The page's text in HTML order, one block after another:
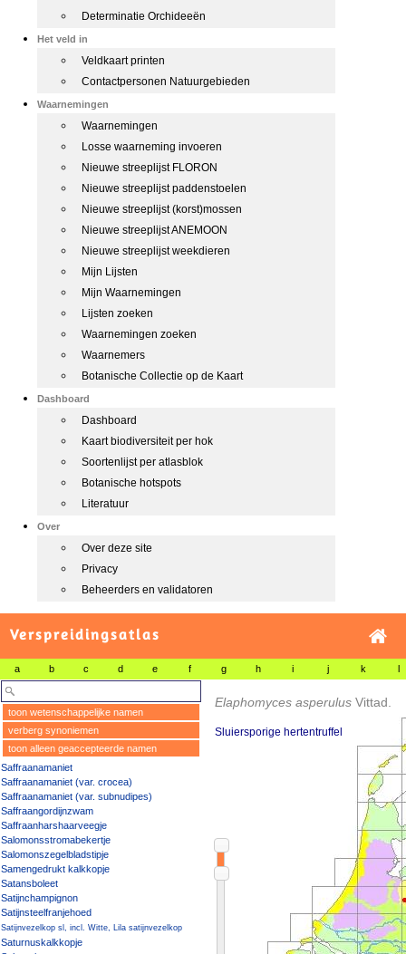
Determinatie Orchideeën
Het veld in
Veldkaart printen
Contactpersonen Natuurgebieden
Waarnemingen
Waarnemingen
Losse waarneming invoeren
Nieuwe streeplijst FLORON
Nieuwe streeplijst paddenstoelen
Nieuwe streeplijst (korst)mossen
Nieuwe streeplijst ANEMOON
Nieuwe streeplijst weekdieren
Mijn Lijsten
Mijn Waarnemingen
Lijsten zoeken
Waarnemingen zoeken
Waarnemers
Botanische Collectie op de Kaart
Dashboard
Dashboard
Kaart biodiversiteit per hok
Soortenlijst per atlasblok
Botanische hotspots
Literatuur
Over
Over deze site
Privacy
Beheerders en validatoren
Verspreidingsatlas
a b c d e f g h i j k l
toon wetenschappelijke namen
verberg synoniemen
toon alleen geaccepteerde namen
Saffraanamaniet
Saffraanamaniet (var. crocea)
Saffraanamaniet (var. subnudipes)
Saffraangordijnzwam
Saffraanharshaarveegje
Salomonsstromabekertje
Salomonszegelbladstipje
Samengedrukt kalkkopje
Satansboleet
Satijnchampignon
Satijnsteelfranjehoed
Satijnvezelkop sl, incl. Witte, Lila satijnvezelkop
Saturnuskalkkopje
Elaphomyces asperulus Vittad.
Sluiersporige hertentruffel